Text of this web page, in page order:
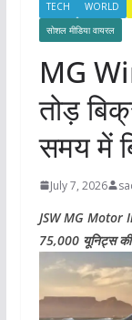
TECH WORLD
सोशल मीडिया वायरल
MG
तोड़
समय में
July 7, 2026
JSW MG Motor
75,000 यूनिट्स की